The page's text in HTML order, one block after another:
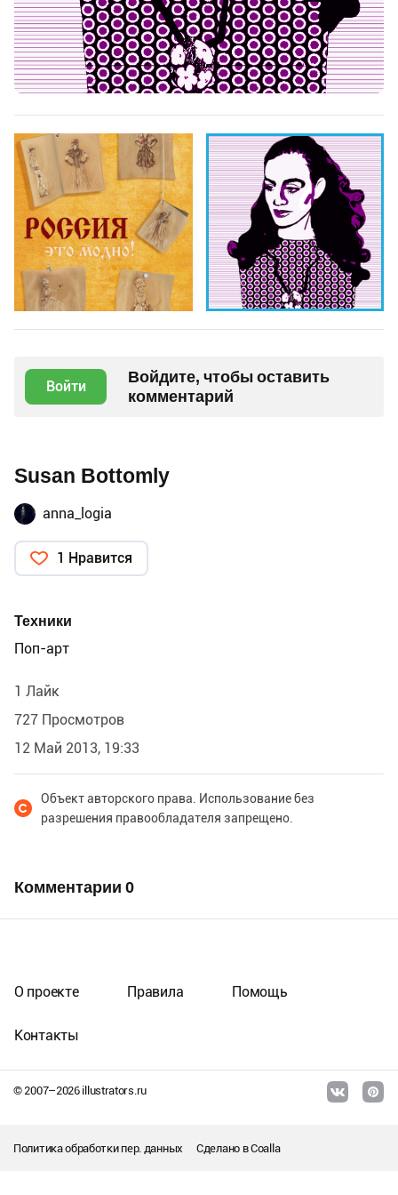
Войти
Войдите, чтобы оставить
комментарий
Susan Bottomly
anna_logia
1 Нравится
Техники
Поп-арт
1 Лайк
727 Просмотров
12 Май 2013, 19:33
Объект авторского права. Использование без
разрешения правообладателя запрещено.
Комментарии 0
© 2007–2026illustrators.ru
О проекте Правила Помощь
Контакты
Политика обработки пер. данных Сделано вCoalla